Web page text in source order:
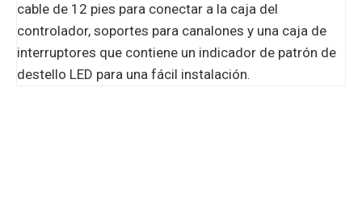
cable de 12 pies para conectar a la caja del
controlador, soportes para canalones y una caja de
interruptores que contiene un indicador de patrón de
destello LED para una fácil instalación.